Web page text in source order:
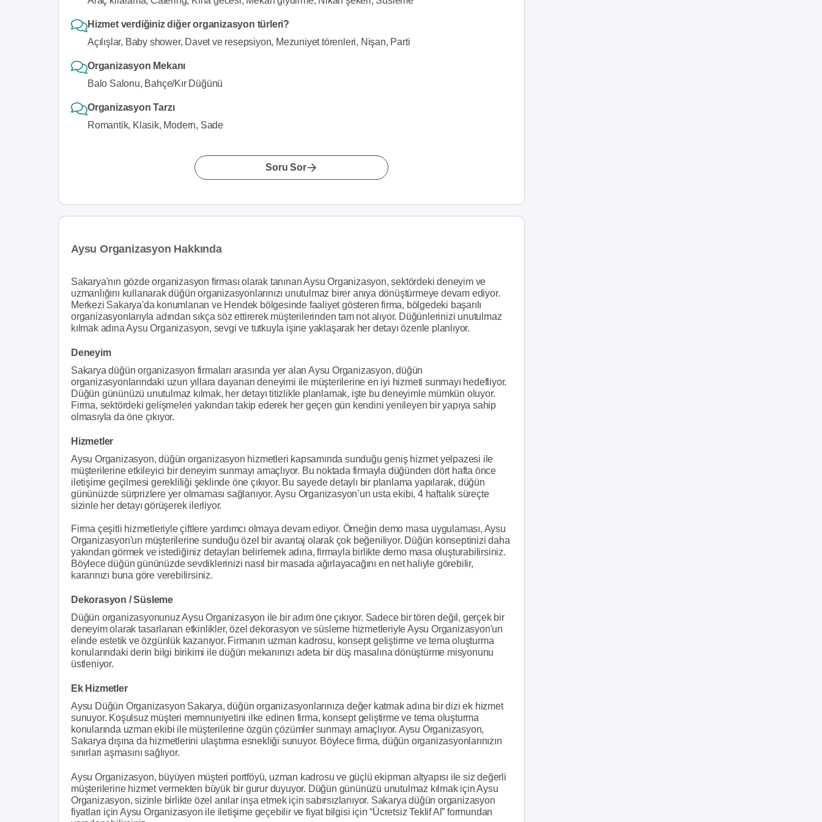
Hizmet verdiğiniz diğer organizasyon türleri?
Açılışlar, Baby shower, Davet ve resepsiyon, Mezuniyet törenleri, Nişan, Parti
Organizasyon Mekanı
Balo Salonu, Bahçe/Kır Düğünü
Organizasyon Tarzı
Romantik, Klasik, Modern, Sade
Soru Sor
Aysu Organizasyon Hakkında
Sakarya'nın gözde organizasyon firması olarak tanınan Aysu Organizasyon, sektördeki deneyim ve
uzmanlığını kullanarak düğün organizasyonlarınızı unutulmaz birer anıya dönüştürmeye devam ediyor.
Merkezi Sakarya'da konumlanan ve Hendek bölgesinde faaliyet gösteren firma, bölgedeki başarılı
organizasyonlarıyla adından sıkça söz ettirerek müşterilerinden tam not alıyor. Düğünlerinizi unutulmaz
kılmak adına Aysu Organizasyon, sevgi ve tutkuyla işine yaklaşarak her detayı özenle planlıyor.
Deneyim
Sakarya düğün organizasyon firmaları arasında yer alan Aysu Organizasyon, düğün
organizasyonlarındaki uzun yıllara dayanan deneyimi ile müşterilerine en iyi hizmeti sunmayı hedefliyor.
Düğün gününüzü unutulmaz kılmak, her detayı titizlikle planlamak, işte bu deneyimle mümkün oluyor.
Firma, sektördeki gelişmeleri yakından takip ederek her geçen gün kendini yenileyen bir yapıya sahip
olmasıyla da öne çıkıyor.
Hizmetler
Aysu Organizasyon, düğün organizasyon hizmetleri kapsamında sunduğu geniş hizmet yelpazesi ile
müşterilerine etkileyici bir deneyim sunmayı amaçlıyor. Bu noktada firmayla düğünden dört hafta önce
iletişime geçilmesi gerekliliği şeklinde öne çıkıyor. Bu sayede detaylı bir planlama yapılarak, düğün
gününüzde sürprizlere yer olmaması sağlanıyor. Aysu Organizasyon’un usta ekibi, 4 haftalık süreçte
sizinle her detayı görüşerek ilerliyor.
Firma çeşitli hizmetleriyle çiftlere yardımcı olmaya devam ediyor. Örneğin demo masa uygulaması, Aysu
Organizasyon'un müşterilerine sunduğu özel bir avantaj olarak çok beğeniliyor. Düğün konseptinizi daha
yakından görmek ve istediğiniz detayları belirlemek adına, firmayla birlikte demo masa oluşturabilirsiniz.
Böylece düğün gününüzde sevdiklerinizi nasıl bir masada ağırlayacağını en net haliyle görebilir,
kararınızı buna göre verebilirsiniz.
Dekorasyon / Süsleme
Düğün organizasyonunuz Aysu Organizasyon ile bir adım öne çıkıyor. Sadece bir tören değil, gerçek bir
deneyim olarak tasarlanan etkinlikler, özel dekorasyon ve süsleme hizmetleriyle Aysu Organizasyon'un
elinde estetik ve özgünlük kazanıyor. Firmanın uzman kadrosu, konsept geliştirme ve tema oluşturma
konularındaki derin bilgi birikimi ile düğün mekanınızı adeta bir düş masalına dönüştürme misyonunu
üstleniyor.
Ek Hizmetler
Aysu Düğün Organizasyon Sakarya, düğün organizasyonlarınıza değer katmak adına bir dizi ek hizmet
sunuyor. Koşulsuz müşteri memnuniyetini ilke edinen firma, konsept geliştirme ve tema oluşturma
konularında uzman ekibi ile müşterilerine özgün çözümler sunmayı amaçlıyor. Aysu Organizasyon,
Sakarya dışına da hizmetlerini ulaştırma esnekliği sunuyor. Böylece firma, düğün organizasyonlarınızın
sınırları aşmasını sağlıyor.
Aysu Organizasyon, büyüyen müşteri portföyü, uzman kadrosu ve güçlü ekipman altyapısı ile siz değerli
müşterilerine hizmet vermekten büyük bir gurur duyuyor. Düğün gününüzü unutulmaz kılmak için Aysu
Organizasyon, sizinle birlikte özel anılar inşa etmek için sabırsızlanıyor. Sakarya düğün organizasyon
fiyatları için Aysu Organizasyon ile iletişime geçebilir ve fiyat bilgisi için “Ücretsiz Teklif Al” formundan